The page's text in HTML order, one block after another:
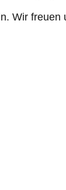
Wir freuen